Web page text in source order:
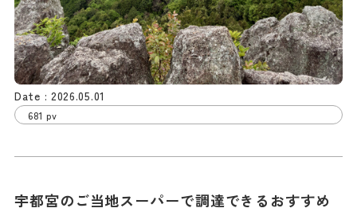
2026.05.01
681 pv
宇都宮のご当地スーパーで調達できるおすすめ